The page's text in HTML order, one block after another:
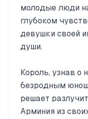
молодые люди
глубоком
девушки своей
души.
Король, узнав о
безродным
решает
Арминия из